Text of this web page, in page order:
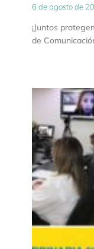
6 de agosto de
¡Juntos
de